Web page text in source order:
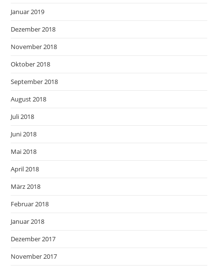
Januar 2019
Dezember 2018
November 2018
Oktober 2018
September 2018
August 2018
Juli 2018
Juni 2018
Mai 2018
April 2018
März 2018
Februar 2018
Januar 2018
Dezember 2017
November 2017